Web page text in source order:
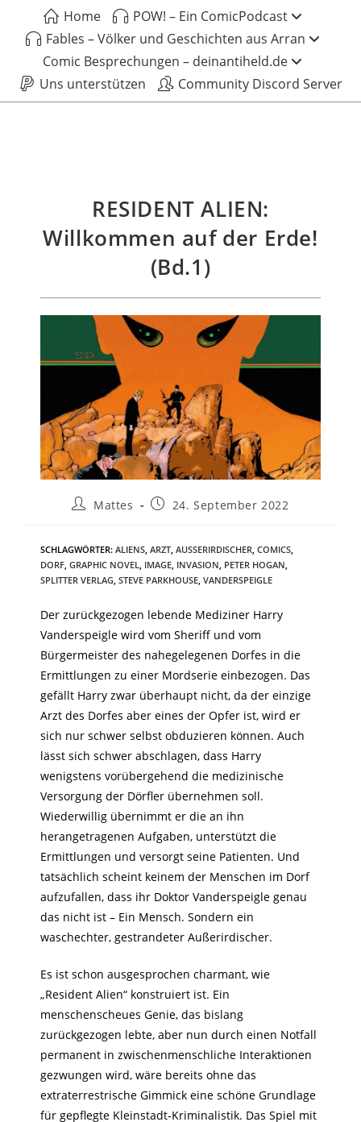
Home
POW! – Ein ComicPodcast
Fables – Völker und Geschichten aus Arran
Comic Besprechungen – deinantiheld.de
Uns unterstützen
Community Discord Server
RESIDENT ALIEN:
Willkommen auf der Erde!
(Bd.1)
Mattes 24. September 2022
SCHLAGWÖRTER: ALIENS ARZT AUSSERIRDISCHER COMICS
DORF GRAPHIC NOVEL IMAGE INVASION PETER HOGAN
SPLITTER VERLAG STEVE PARKHOUSE VANDERSPEIGLE
Der zurückgezogen lebende Mediziner Harry
Vanderspeigle wird vom Sheriff und vom
Bürgermeister des nahegelegenen Dorfes in die
Ermittlungen zu einer Mordserie einbezogen. Das
gefällt Harry zwar überhaupt nicht, da der einzige
Arzt des Dorfes aber eines der Opfer ist, wird er
sich nur schwer selbst obduzieren können. Auch
lässt sich schwer abschlagen, dass Harry
wenigstens vorübergehend die medizinische
Versorgung der Dörfler übernehmen soll.
Wiederwillig übernimmt er die an ihn
herangetragenen Aufgaben, unterstützt die
Ermittlungen und versorgt seine Patienten. Und
tatsächlich scheint keinem der Menschen im Dorf
aufzufallen, dass ihr Doktor Vanderspeigle genau
das nicht ist – Ein Mensch. Sondern ein
waschechter, gestrandeter Außerirdischer.
Es ist schon ausgesprochen charmant, wie
„Resident Alien“ konstruiert ist. Ein
menschenscheues Genie, das bislang
zurückgezogen lebte, aber nun durch einen Notfall
permanent in zwischenmenschliche Interaktionen
gezwungen wird, wäre bereits ohne das
extraterrestrische Gimmick eine schöne Grundlage
für gepflegte Kleinstadt-Kriminalistik. Das Spiel mit